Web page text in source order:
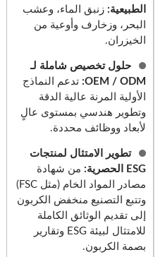
الطبيعية: زنبق الماء، وعشب
البحر، وزخارف وأوعية من
الخيزران.
حلول تخصيص شاملة لـ
OEM / ODM: تدعم النماذج
الأولية المرنة عالية الدقة
وتطوير هندسي بمستوى عالٍ
لأبعاد ووظائف محددة.
تطوير الامتثال لمنتجات
ESG الحصرية:
من شهادة
مصادر المواد الخام (مثل FSC)
وتتبع التصنيع منخفض الكربون
إلى تقديم الوثائق الكاملة
للامتثال لبيئة ESG وتقارير
بصمة الكربون.